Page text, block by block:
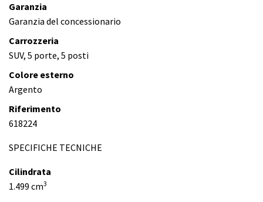
Garanzia
Garanzia del concessionario
Carrozzeria
SUV, 5 porte, 5 posti
Colore esterno
Argento
Riferimento
618224
SPECIFICHE TECNICHE
Cilindrata
1.499 cm3